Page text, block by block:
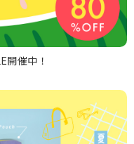
開催中！